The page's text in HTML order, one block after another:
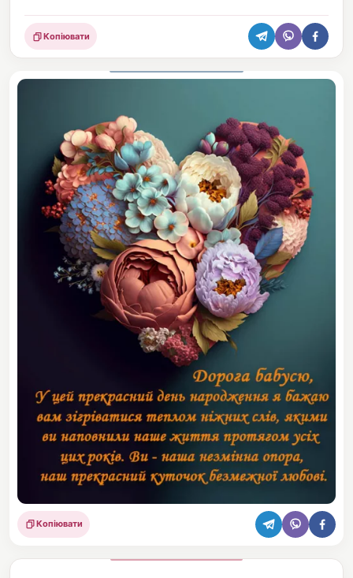
Поділитися
Копіювати
Поділитися
Копіювати